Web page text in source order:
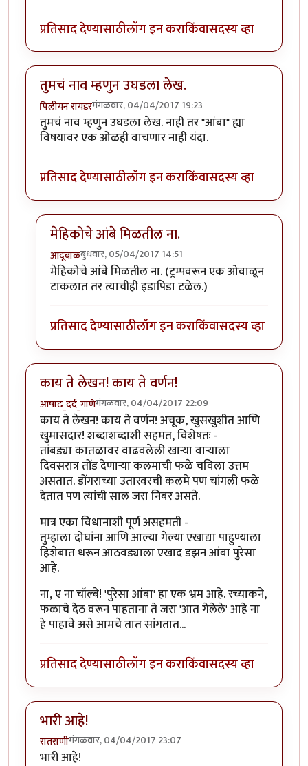
प्रतिसाद देण्यासाठीलॉग इन कराकिंवासदस्य व्हा
तुमचं नाव म्हणुन उघडला लेख.
पिलीयन रायडरमंगळवार, 04/04/2017 19:23
तुमचं नाव म्हणुन उघडला लेख. नाही तर "आंबा" ह्या
विषयावर एक ओळही वाचणार नाही यंदा.
प्रतिसाद देण्यासाठीलॉग इन कराकिंवासदस्य व्हा
मेहिकोचे आंबे मिळतील ना.
आदूबाळबुधवार, 05/04/2017 14:51
In reply toतुमचं नाव म्हणुन उघडला लेख.byपिलीयन रायडर
मेहिकोचे आंबे मिळतील ना. (ट्रम्पवरून एक ओवाळून
टाकलात तर त्याचीही इडापिडा टळेल.)
प्रतिसाद देण्यासाठीलॉग इन कराकिंवासदस्य व्हा
काय ते लेखन! काय ते वर्णन!
आषाढ_दर्द_गाणेमंगळवार, 04/04/2017 22:09
काय ते लेखन! काय ते वर्णन! अचूक, खुसखुशीत आणि
खुमासदार! शब्दाशब्दाशी सहमत, विशेषतः -
तांबड्या कातळावर वाढवलेली खार्‍या वार्‍याला
दिवसरात्र तोंड देणार्‍या कलमाची फळे चविला उत्तम
असतात. डोंगराच्या उतारवरची कलमे पण चांगली फळे
देतात पण त्यांची साल जरा निबर असते.
मात्र एका विधानाशी पूर्ण असहमती -
तुम्हाला दोघांना आणि आल्या गेल्या एखाद्या पाहुण्याला
हिशेबात धरून आठवड्याला एखाद डझन आंबा पुरेसा
आहे.
ना, ए ना चॉल्बे! 'पुरेसा आंबा' हा एक भ्रम आहे. रच्याकने,
फळाचे देठ वरून पाहताना ते जरा 'आत गेलेले' आहे ना
हे पाहावे असे आमचे तात सांगतात...
प्रतिसाद देण्यासाठीलॉग इन कराकिंवासदस्य व्हा
भारी आहे!
रातराणीमंगळवार, 04/04/2017 23:07
भारी आहे!